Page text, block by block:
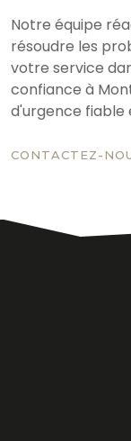
Notre équipe
résoudre les
votre service
confiance à
d'urgence fiable
CONTACTEZ-